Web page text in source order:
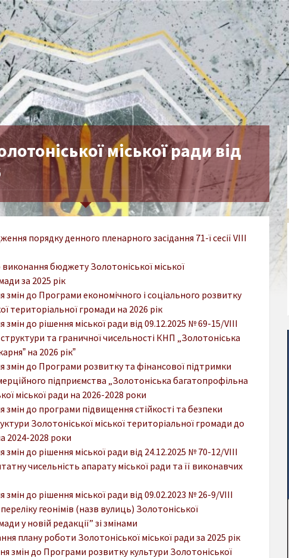
міської ради від
порядку денного пленарного засідання 71-ї сесії VIІІ
бюджету Золотоніської міської
за 2025 рік
змін до Програми економічного і соціального розвитку
територіальної громади на 2026 рік
змін до рішення міської ради від 09.12.2025 № 69-15/VIII
та граничної чисельності КНП „Золотоніська
на 2026 рікˮ
змін до Програми розвитку та фінансової підтримки
підприємства „Золотоніська багатопрофільна
міської ради на 2026-2028 роки
змін до програми підвищення стійкості та безпеки
Золотоніської міської територіальної громади до
2024-2028 роки
змін до рішення міської ради від 24.12.2025 № 70-12/VIII
чисельність апарату міської ради та її виконавчих
змін до рішення міської ради від 09.02.2023 № 26-9/VIII
геонімів (назв вулиць) Золотоніської
у новій редакції” зі змінами
плану роботи Золотоніської міської ради за 2025 рік
змін до Програми розвитку культури Золотоніської